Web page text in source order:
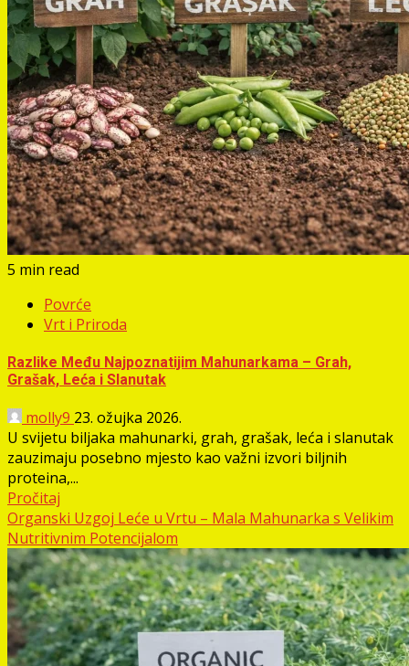
5 min read
Povrće
Vrt i Priroda
Razlike Među Najpoznatijim Mahunarkama – Grah,
Grašak, Leća i Slanutak
molly9 23. ožujka 2026.
U svijetu biljaka mahunarki, grah, grašak, leća i slanutak
zauzimaju posebno mjesto kao važni izvori biljnih
proteina,...
Pročitaj
Organski Uzgoj Leće u Vrtu – Mala Mahunarka s Velikim
Nutritivnim Potencijalom